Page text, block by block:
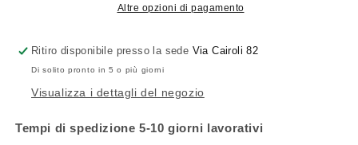
Altre opzioni di pagamento
Ritiro disponibile presso la sede Via Cairoli 82
Di solito pronto in 5 o più giorni
Visualizza i dettagli del negozio
Tempi di spedizione 5-10 giorni lavorativi